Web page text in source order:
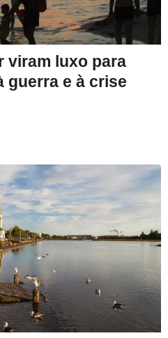
viram luxo para
guerra e à crise